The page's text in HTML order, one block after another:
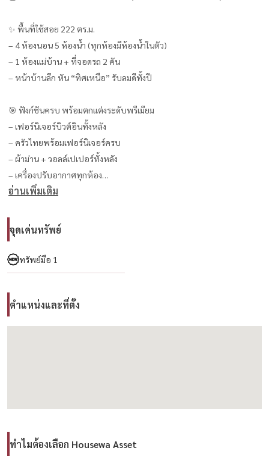
✨ พื้นที่ใช้สอย 222 ตร.ม.
– 4 ห้องนอน 5 ห้องน้ำ (ทุกห้องมีห้องน้ำในตัว)
– 1 ห้องแม่บ้าน + ที่จอดรถ 2 คัน
– หน้าบ้านลึก หัน “ทิศเหนือ” รับลมดีทั้งปี
🎯 ฟังก์ชันครบ พร้อมตกแต่งระดับพรีเมียม
– เฟอร์นิเจอร์บิวต์อินทั้งหลัง
– ครัวไทยพร้อมเฟอร์นิเจอร์ครบ
– ผ้าม่าน + วอลล์เปเปอร์ทั้งหลัง
– เครื่องปรับอากาศทุกห้อง
– สุขภัณฑ์อัจฉริยะภายในห้องน้ำ
– แทงค์น้ำ + ปั๊มน้ำพร้อมใช้งาน
– ระบบกันขโมย / ระบบกำจัดปลวก
– จัดสวนภายนอกอย่างสวยงาม
– หน้าสวน ใกล้คลับเฮาส์ และส่วนกลาง
🌐 Website : www.housewathailand.com
อ่านเพิ่มเติม
จุดเด่นทรัพย์
ทรัพย์มือ 1
ตำแหน่งและที่ตั้ง
ทำไมต้องเลือก Housewa Asset